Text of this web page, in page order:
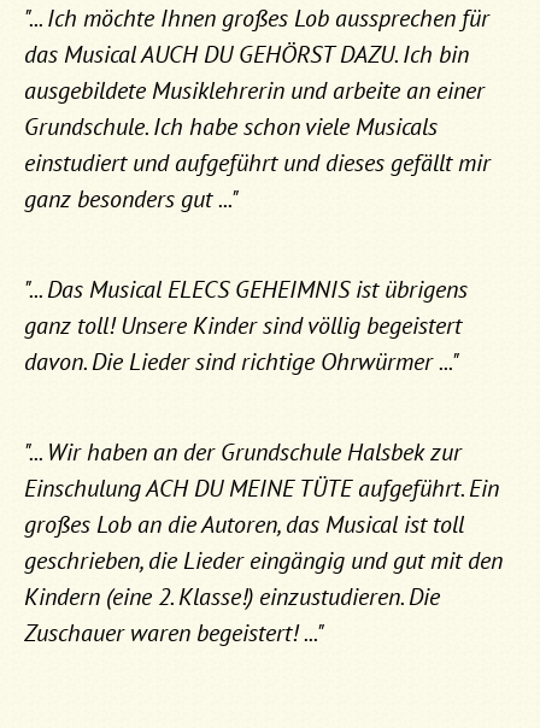
"... Ich möchte Ihnen großes Lob aussprechen für
das Musical AUCH DU GEHÖRST DAZU. Ich bin
ausgebildete Musiklehrerin und arbeite an einer
Grundschule. Ich habe schon viele Musicals
einstudiert und aufgeführt und dieses gefällt mir
ganz besonders gut ..."
"... Das Musical ELECS GEHEIMNIS ist übrigens
ganz toll! Unsere Kinder sind völlig begeistert
davon. Die Lieder sind richtige Ohrwürmer ..."
"... Wir haben an der Grundschule Halsbek zur
Einschulung ACH DU MEINE TÜTE aufgeführt. Ein
großes Lob an die Autoren, das Musical ist toll
geschrieben, die Lieder eingängig und gut mit den
Kindern (eine 2. Klasse!) einzustudieren. Die
Zuschauer waren begeistert! ..."